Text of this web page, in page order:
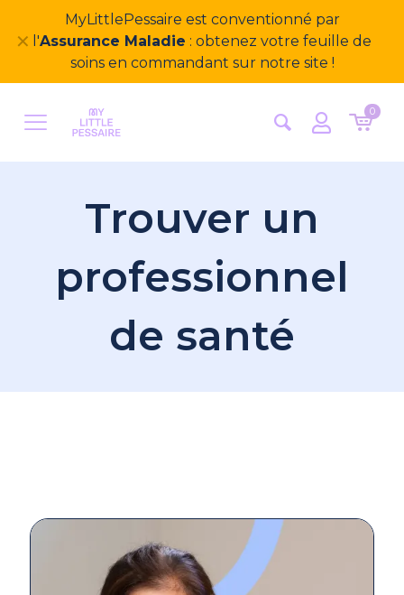
MyLittlePessaire est conventionné par
l'Assurance Maladie : obtenez votre feuille de
soins en commandant sur notre site !
✕
0
Trouver un
professionnel
de santé